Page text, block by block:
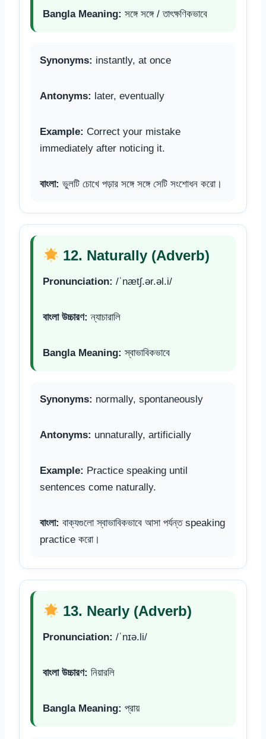
Bangla Meaning: সঙ্গে সঙ্গে / তাৎক্ষণিকভাবে
Synonyms: instantly, at once
Antonyms: later, eventually
Example: Correct your mistake
immediately after noticing it.
বাংলা: ভুলটি চোখে পড়ার সঙ্গে সঙ্গে সেটি সংশোধন করো।
12. Naturally (Adverb)
Pronunciation: /ˈnætʃ.ər.əl.i/
বাংলা উচ্চারণ: ন্যাচারালি
Bangla Meaning: স্বাভাবিকভাবে
Synonyms: normally, spontaneously
Antonyms: unnaturally, artificially
Example: Practice speaking until
sentences come naturally.
বাংলা: বাক্যগুলো স্বাভাবিকভাবে আসা পর্যন্ত speaking
practice করো।
13. Nearly (Adverb)
Pronunciation: /ˈnɪə.li/
বাংলা উচ্চারণ: নিয়ারলি
Bangla Meaning: প্রায়